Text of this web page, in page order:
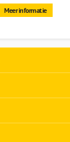
Meer informatie